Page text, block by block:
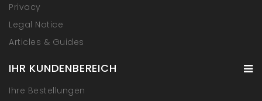
Privacy
Legal Notice
Articles & Guides
IHR KUNDENBEREICH
Ihre Bestellungen